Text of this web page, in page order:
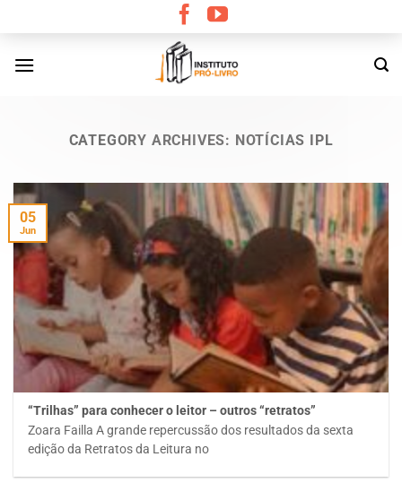
content
CATEGORY ARCHIVES: NOTÍCIAS IPL
“Trilhas” para conhecer o leitor – outros “retratos”
Zoara Failla A grande repercussão dos resultados da sexta
edição da Retratos da Leitura no
05
Jun